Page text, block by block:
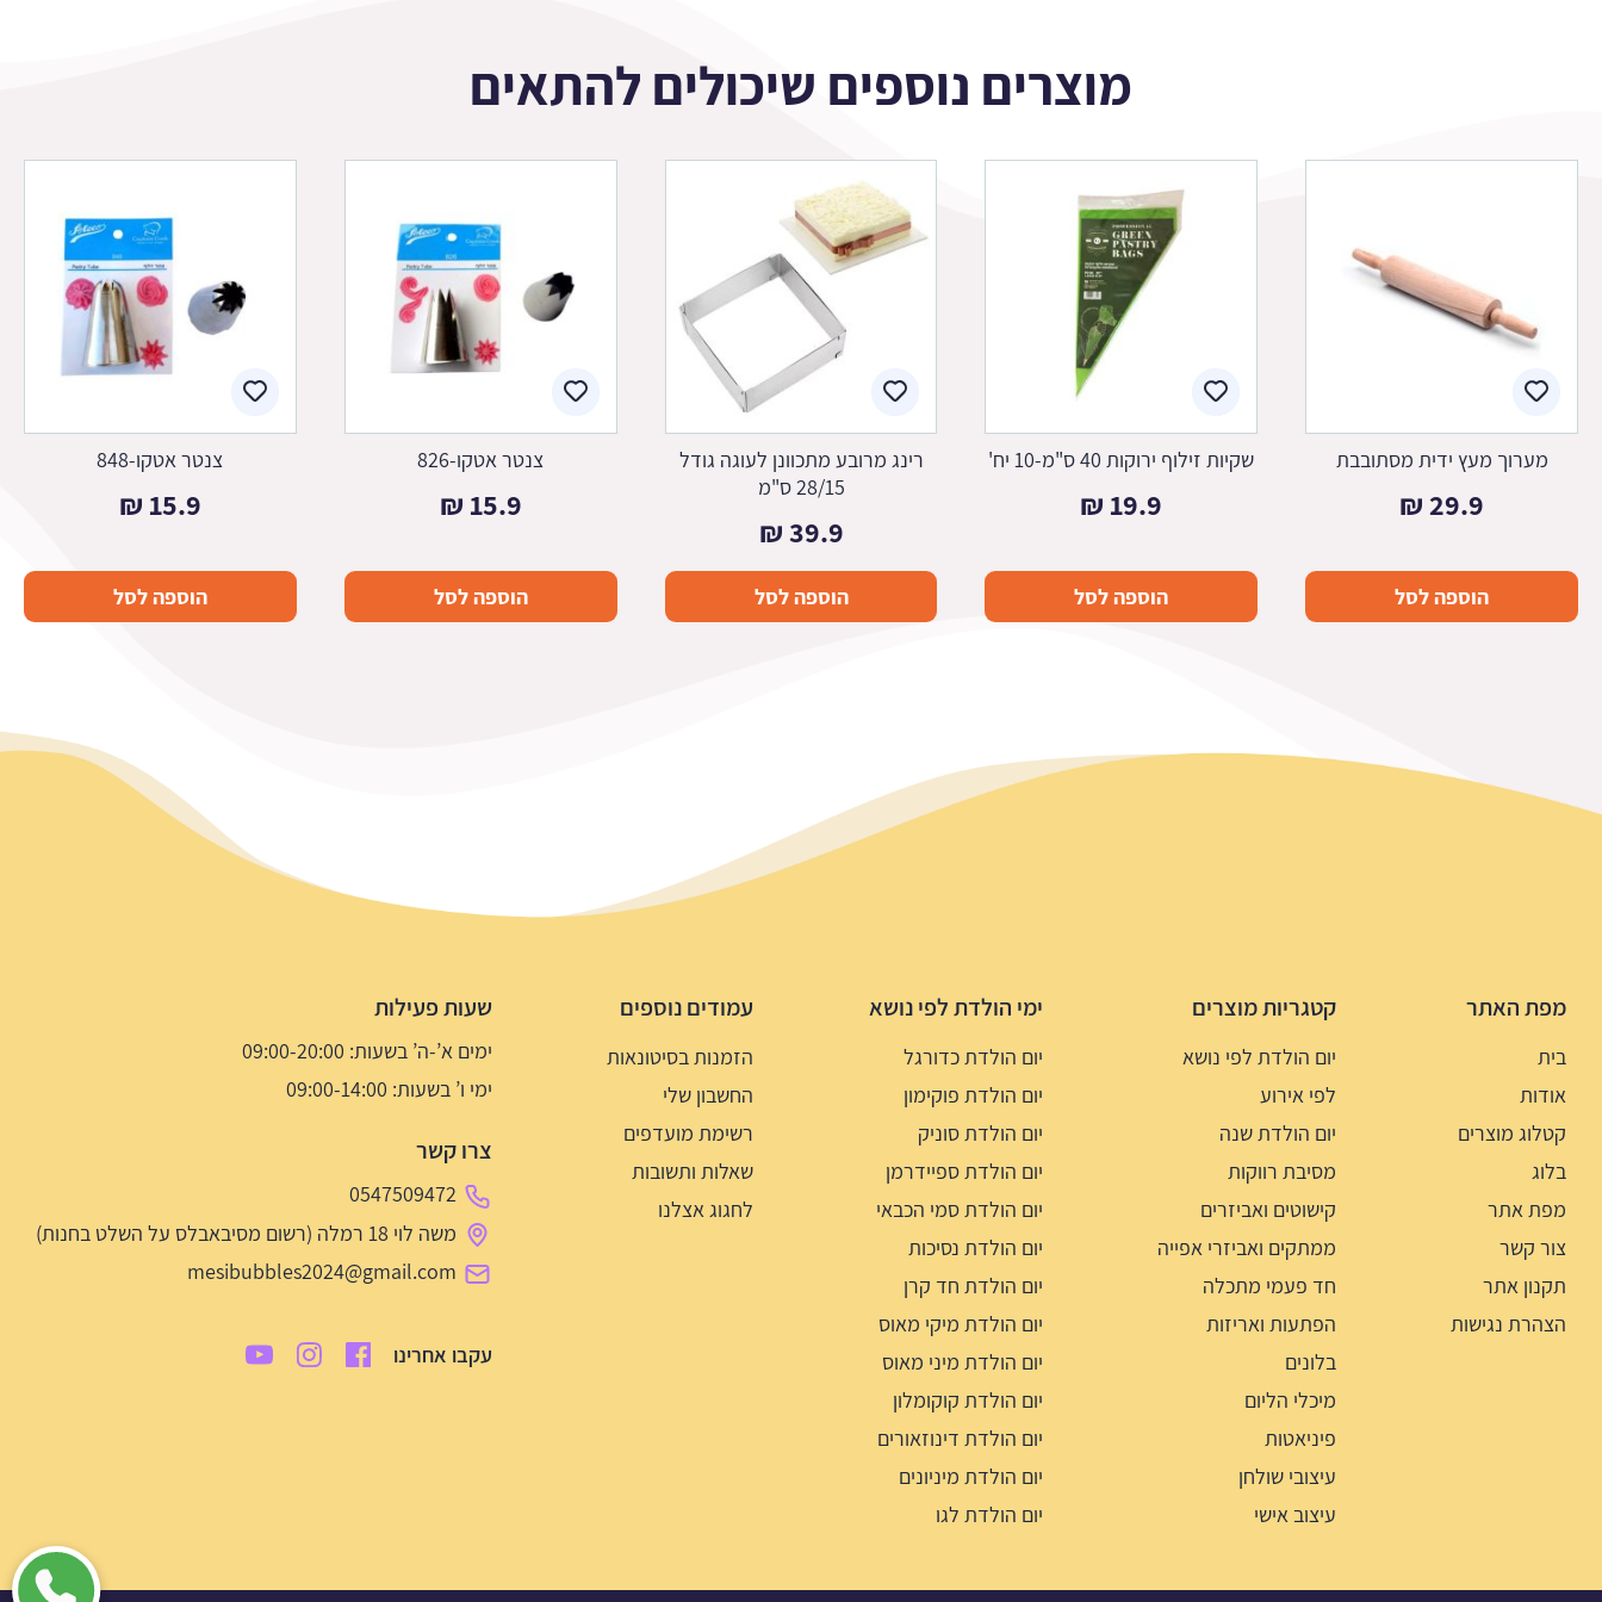
מוצרים נוספים שיכולים להתאים
מערוך מעץ ידית מסתובבת
29.9
₪
הוספה לסל
שקיות זילוף ירוקות 40 ס"מ-10 יח'
19.9
₪
הוספה לסל
רינג מרובע מתכוונן לעוגה גודל
28/15 ס"מ
39.9
₪
הוספה לסל
צנטר אטקו-826
15.9
₪
הוספה לסל
צנטר אטקו-848
15.9
₪
הוספה לסל
מפת האתר
בית
אודות
קטלוג מוצרים
בלוג
מפת אתר
צור קשר
תקנון אתר
הצהרת נגישות
קטגריות מוצרים
יום הולדת לפי נושא
לפי אירוע
יום הולדת שנה
מסיבת רווקות
קישוטים ואביזרים
ממתקים ואביזרי אפייה
חד פעמי מתכלה
הפתעות ואריזות
בלונים
מיכלי הליום
פיניאטות
עיצובי שולחן
עיצוב אישי
ימי הולדת לפי נושא
יום הולדת כדורגל
יום הולדת פוקימון
יום הולדת סוניק
יום הולדת ספיידרמן
יום הולדת סמי הכבאי
יום הולדת נסיכות
יום הולדת חד קרן
יום הולדת מיקי מאוס
יום הולדת מיני מאוס
יום הולדת קוקומלון
יום הולדת דינוזאורים
יום הולדת מיניונים
יום הולדת לגו
עמודים נוספים
הזמנות בסיטונאות
החשבון שלי
רשימת מועדפים
שאלות ותשובות
לחגוג אצלנו
שעות פעילות
ימים א’-ה’ בשעות: 09:00-20:00
ימי ו’ בשעות: 09:00-14:00
צרו קשר
0547509472
משה לוי 18 רמלה (רשום מסיבאבלס על השלט בחנות)
mesibubbles2024@gmail.com
עקבו אחרינו